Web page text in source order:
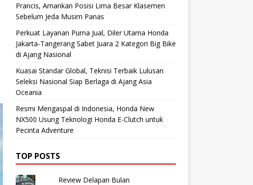
Prancis, Amankan Posisi Lima Besar Klasemen
Sebelum Jeda Musim Panas
Perkuat Layanan Purna Jual, Diler Utama Honda
Jakarta-Tangerang Sabet Juara 2 Kategori Big Bike
di Ajang Nasional
Kuasai Standar Global, Teknisi Terbaik Lulusan
Seleksi Nasional Siap Berlaga di Ajang Asia
Oceania
Resmi Mengaspal di Indonesia, Honda New
NX500 Usung Teknologi Honda E-Clutch untuk
Pecinta Adventure
TOP POSTS
Review Delapan Bulan